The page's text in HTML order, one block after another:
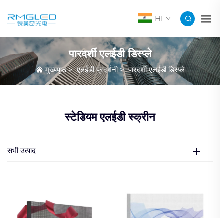
HI
पारदर्शी एलईडी डिस्प्ले
मुख्यपृष्ठ>एलईडी प्रदर्शनी>पारदर्शी एलईडी डिस्प्ले
स्टेडियम एलईडी स्क्रीन
सभी उत्पाद